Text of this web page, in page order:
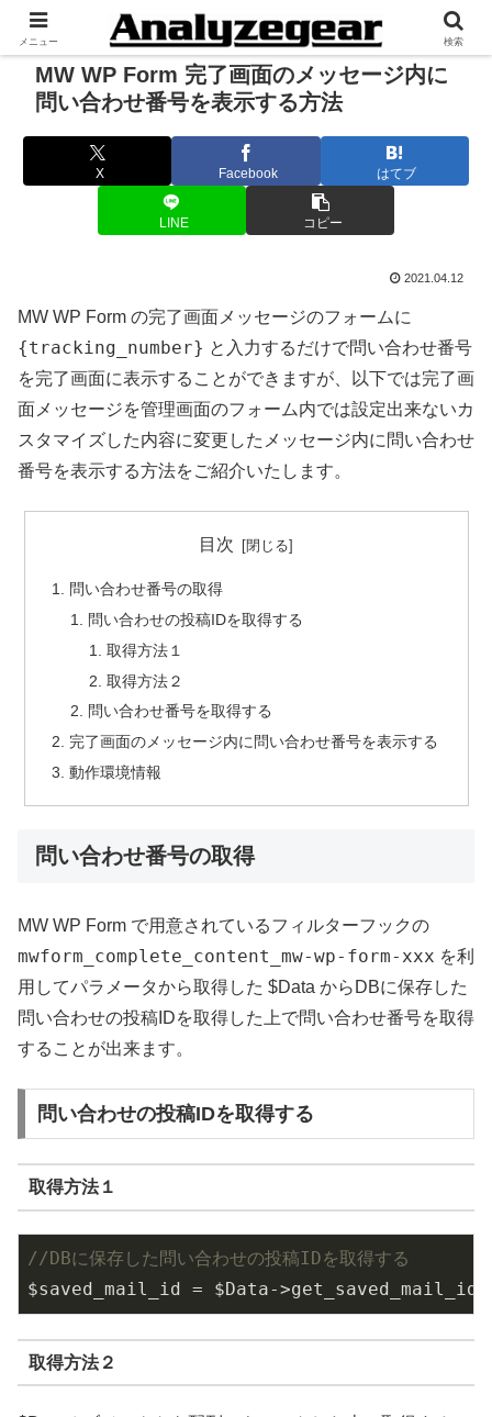
MW WP Form 完了画面のメッセージ内に
問い合わせ番号を表示する方法
X Facebook はてブ
LINE コピー
2021.04.12
MW WP Form の完了画面メッセージのフォームに
{tracking_number} と入力するだけで問い合わせ番号
を完了画面に表示することができますが、以下では完了画
面メッセージを管理画面のフォーム内では設定出来ないカ
スタマイズした内容に変更したメッセージ内に問い合わせ
番号を表示する方法をご紹介いたします。
目次
問い合わせ番号の取得
問い合わせの投稿IDを取得する
取得方法１
取得方法２
問い合わせ番号を取得する
完了画面のメッセージ内に問い合わせ番号を表示する
動作環境情報
問い合わせ番号の取得
MW WP Form で用意されているフィルターフックの
mwform_complete_content_mw-wp-form-xxx を利
用してパラメータから取得した $Data からDBに保存した
問い合わせの投稿IDを取得した上で問い合わせ番号を取得
することが出来ます。
問い合わせの投稿IDを取得する
取得方法１
//DBに保存した問い合わせの投稿IDを取得する
$saved_mail_id = $Data-
取得方法２
メニュー 検索